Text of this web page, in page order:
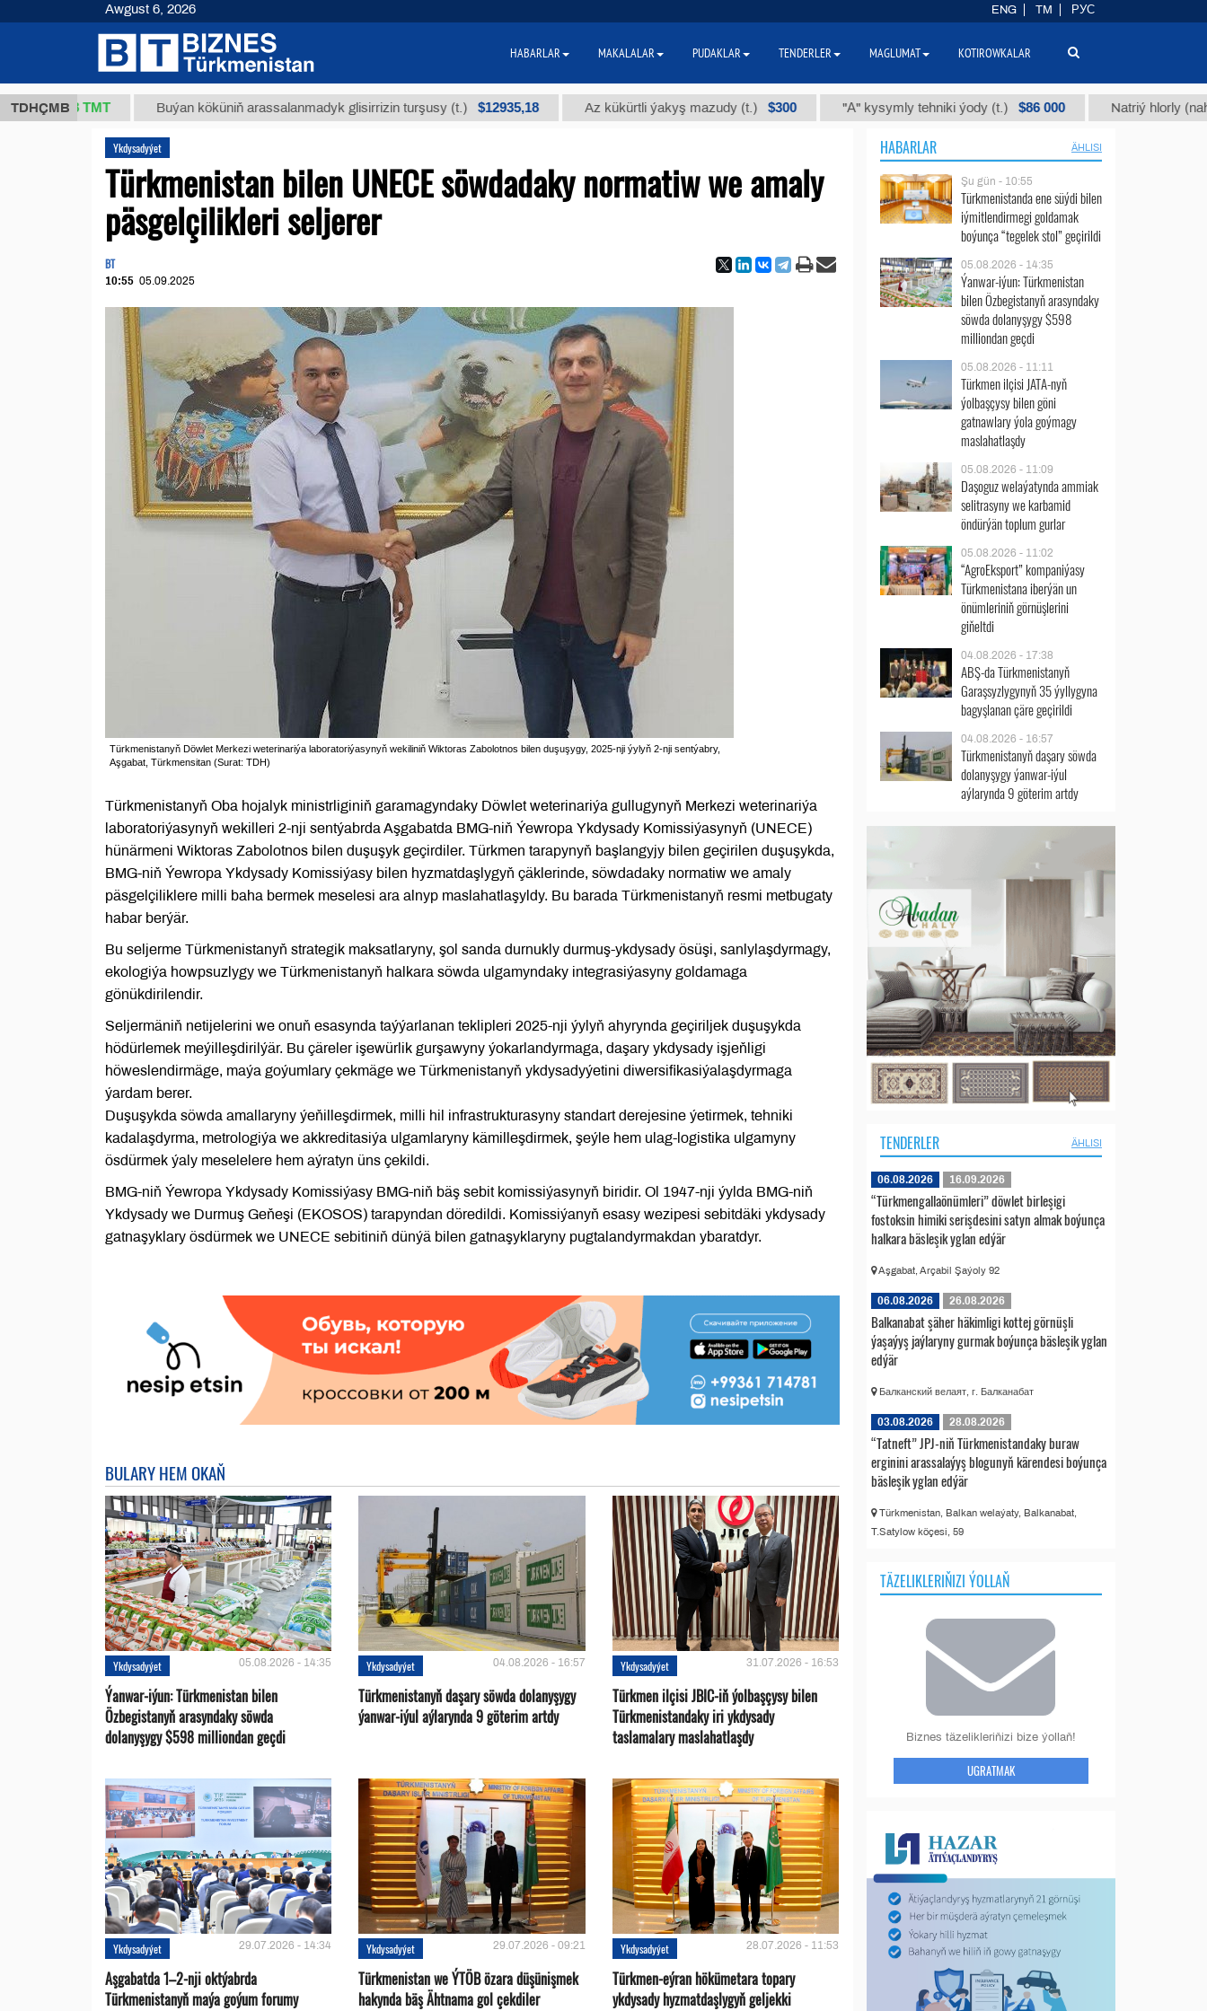
TDHÇMB
37,8 ТМТ Buýan köküniň arassalanmadyk glisirrizin turşusy (t.) $12935,18 Az kükürtli ýakyş mazudy (t.) $300 "А" kysymly tehniki ýody (t.) $86 000 Natriý hlorly (nahar
Ykdysadyýet
Türkmenistan bilen UNECE söwdadaky normatiw we amaly
päsgelçilikleri seljerer
BT
10:55 05.09.2025
Türkmenistanyň Döwlet Merkezi weterinariýa laboratoriýasynyň wekiliniň Wiktoras Zabolotnos bilen duşuşygy, 2025-nji ýylyň 2-nji sentýabry,
Aşgabat, Türkmensitan (Surat: TDH)
Türkmenistanyň Oba hojalyk ministrliginiň garamagyndaky Döwlet weterinariýa gullugynyň Merkezi weterinariýa
laboratoriýasynyň wekilleri 2-nji sentýabrda Aşgabatda BMG-niň Ýewropa Ykdysady Komissiýasynyň (UNECE)
hünärmeni Wiktoras Zabolotnos bilen duşuşyk geçirdiler. Türkmen tarapynyň başlangyjy bilen geçirilen duşuşykda,
BMG-niň Ýewropa Ykdysady Komissiýasy bilen hyzmatdaşlygyň çäklerinde, söwdadaky normatiw we amaly
päsgelçiliklere milli baha bermek meselesi ara alnyp maslahatlaşyldy. Bu barada Türkmenistanyň resmi metbugaty
habar berýär.
Bu seljerme Türkmenistanyň strategik maksatlaryny, şol sanda durnukly durmuş-ykdysady ösüşi, sanlylaşdyrmagy,
ekologiýa howpsuzlygy we Türkmenistanyň halkara söwda ulgamyndaky integrasiýasyny goldamaga
gönükdirilendir.
Seljermäniň netijelerini we onuň esasynda taýýarlanan teklipleri 2025-nji ýylyň ahyrynda geçiriljek duşuşykda
hödürlemek meýilleşdirilýär. Bu çäreler işewürlik gurşawyny ýokarlandyrmaga, daşary ykdysady işjeňligi
höweslendirmäge, maýa goýumlary çekmäge we Türkmenistanyň ykdysadyýetini diwersifikasiýalaşdyrmaga
ýardam berer.
Duşuşykda söwda amallaryny ýeňilleşdirmek, milli hil infrastrukturasyny standart derejesine ýetirmek, tehniki
kadalaşdyrma, metrologiýa we akkreditasiýa ulgamlaryny kämilleşdirmek, şeýle hem ulag-logistika ulgamyny
ösdürmek ýaly meselelere hem aýratyn üns çekildi.
BMG-niň Ýewropa Ykdysady Komissiýasy BMG-niň bäş sebit komissiýasynyň biridir. Ol 1947-nji ýylda BMG-niň
Ykdysady we Durmuş Geňeşi (EKOSOS) tarapyndan döredildi. Komissiýanyň esasy wezipesi sebitdäki ykdysady
gatnaşyklary ösdürmek we UNECE sebitiniň dünýä bilen gatnaşyklaryny pugtalandyrmakdan ybaratdyr.
BULARY HEM OKAŇ
Ykdysadyýet 05.08.2026 - 14:35
Ýanwar-iýun: Türkmenistan bilen
Özbegistanyň arasyndaky söwda
dolanyşygy $598 milliondan geçdi
Ykdysadyýet 04.08.2026 - 16:57
Türkmenistanyň daşary söwda dolanyşygy
ýanwar-iýul aýlarynda 9 göterim artdy
Ykdysadyýet 31.07.2026 - 16:53
Türkmen ilçisi JBIC-iň ýolbaşçysy bilen
Türkmenistandaky iri ykdysady
taslamalary maslahatlaşdy
Ykdysadyýet 29.07.2026 - 14:34
Aşgabatda 1–2-nji oktýabrda
Türkmenistanyň maýa goýum forumy
Ykdysadyýet 29.07.2026 - 09:21
Türkmenistan we ÝTÖB özara düşünişmek
hakynda bäş Ähtnama gol çekdiler
Ykdysadyýet 28.07.2026 - 11:53
Türkmen-eýran hökümetara topary
ykdysady hyzmatdaşlygyň geljekki
HABARLAR ÄHLISI
Şu gün - 10:55
Türkmenistanda ene süýdi bilen
iýmitlendirmegi goldamak
boýunça “tegelek stol” geçirildi
05.08.2026 - 14:35
Ýanwar-iýun: Türkmenistan
bilen Özbegistanyň arasyndaky
söwda dolanyşygy $598
milliondan geçdi
05.08.2026 - 11:11
Türkmen ilçisi JATA-nyň
ýolbaşçysy bilen göni
gatnawlary ýola goýmagy
maslahatlaşdy
05.08.2026 - 11:09
Daşoguz welaýatynda ammiak
selitrasyny we karbamid
öndürýän toplum gurlar
05.08.2026 - 11:02
“AgroEksport” kompaniýasy
Türkmenistana iberýän un
önümleriniň görnüşlerini
giňeltdi
04.08.2026 - 17:38
ABŞ-da Türkmenistanyň
Garaşsyzlygynyň 35 ýyllygyna
bagyşlanan çäre geçirildi
04.08.2026 - 16:57
Türkmenistanyň daşary söwda
dolanyşygy ýanwar-iýul
aýlarynda 9 göterim artdy
TENDERLER ÄHLISI
06.08.2026 16.09.2026
“Türkmengallaönümleri” döwlet birleşigi
fostoksin himiki serişdesini satyn almak boýunça
halkara bäsleşik yglan edýär
Aşgabat, Arçabil Şaýoly 92
06.08.2026 26.08.2026
Balkanabat şäher häkimligi kottej görnüşli
ýaşaýyş jaýlaryny gurmak boýunça bäsleşik yglan
edýär
Балканский велаят, г. Балканабат
03.08.2026 28.08.2026
“Tatneft” JPJ-niň Türkmenistandaky buraw
erginini arassalaýyş blogunyň kärendesi boýunça
bäsleşik yglan edýär
Türkmenistan, Balkan welaýaty, Balkanabat,
T.Satylow köçesi, 59
TÄZELIKLERIŇIZI ÝOLLAŇ
Biznes täzelikleriňizi bize ýollaň!
UGRATMAK
Awgust 6, 2026 ENG TM РУС
HABARLAR MAKALALAR PUDAKLAR TENDERLER MAGLUMAT KOTIROWKALAR